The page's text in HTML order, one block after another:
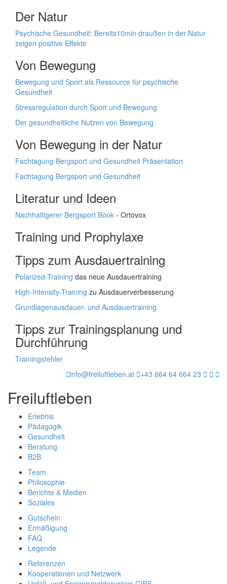
Der Natur
Psychische Gesundheit: Bereits10min draußen in der Natur
zeigen positive Effekte
Von Bewegung
Bewegung und Sport als Ressource für psychische
Gesundheit
Stressregulation durch Sport und Bewegung
Der gesundheitliche Nutzen von Bewegung
Von Bewegung in der Natur
Fachtagung Bergsport und Gesundheit Präsentation
Fachtagung Bergsport und Gesundheit
Literatur und Ideen
Nachhaltigerer Bergsport Book - Ortovox
Training und Prophylaxe
Tipps zum Ausdauertraining
Polarized-Training das neue Ausdauertraining
High-Intensity-Training zu Ausdauerverbesserung
Grundlagenausdauer- und Ausdauertraining
Tipps zur Trainingsplanung und
Durchführung
Trainingsfehler
info@freiluftleben.at
+43 664 64 664 23
Freiluftleben
Erlebnis
Pädagogik
Gesundheit
Beratung
B2B
Team
Philosophie
Berichte & Medien
Soziales
Gutschein
Ermäßigung
FAQ
Legende
Referenzen
Kooperationen und Netzwerk